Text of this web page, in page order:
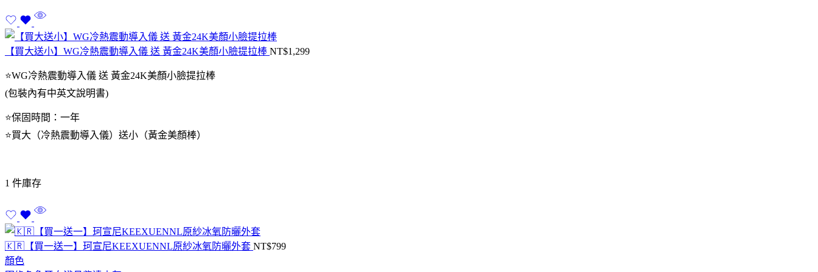
【買大送小】WG冷熱震動導入儀 送 黃金24K美顏小臉提拉棒 NT$1,299
⭐WG冷熱震動導入儀 送 黃金24K美顏小臉提拉棒
(包裝內有中英文說明書)
⭐保固時間：一年
⭐買大（冷熱震動導入儀）送小（黃金美顏棒）
1 件庫存
🇰🇷【買一送一】珂宣尼KEEXUENNL原紗冰氧防曬外套 NT$799
顏色